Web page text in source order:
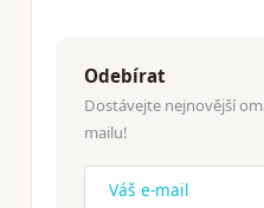
Odebírat
Dostávejte nejnovější
mailu!